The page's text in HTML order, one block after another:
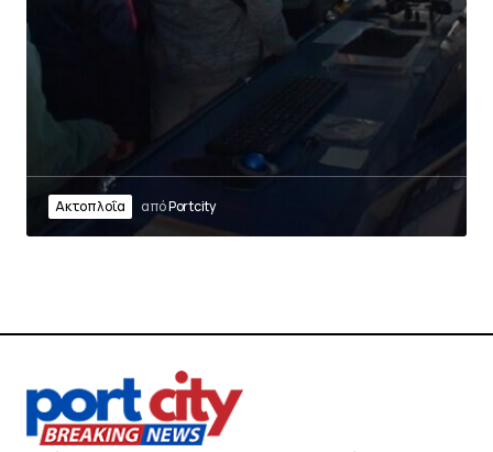
Ακτοπλοΐα απόPortcity